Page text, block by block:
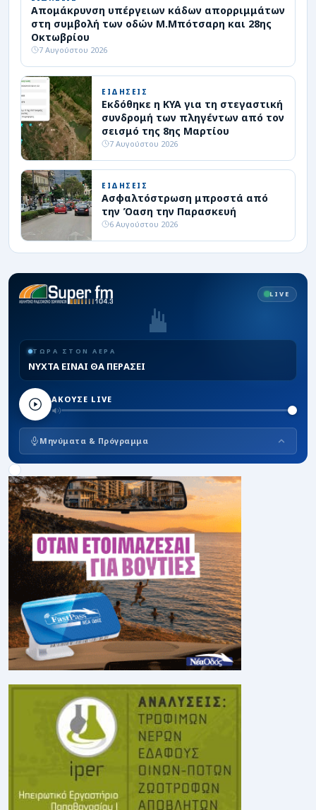
Απομάκρυνση υπέργειων κάδων απορριμμάτων
στη συμβολή των οδών Μ.Μπότσαρη και 28ης
Οκτωβρίου
7 Αυγούστου 2026
ΕΙΔΗΣΕΙΣ
Εκδόθηκε η ΚΥΑ για τη στεγαστική
συνδρομή των πληγέντων από τον
σεισμό της 8ης Μαρτίου
7 Αυγούστου 2026
ΕΙΔΗΣΕΙΣ
Ασφαλτόστρωση μπροστά από
την Όαση την Παρασκευή
6 Αυγούστου 2026
LIVE
ΤΩΡΑ ΣΤΟΝ ΑΕΡΑ
ΝΥΧΤΑ ΕΙΝΑΙ ΘΑ ΠΕΡΑΣΕΙ
ΑΚΟΥΣΕ LIVE
Μηνύματα & Πρόγραμμα